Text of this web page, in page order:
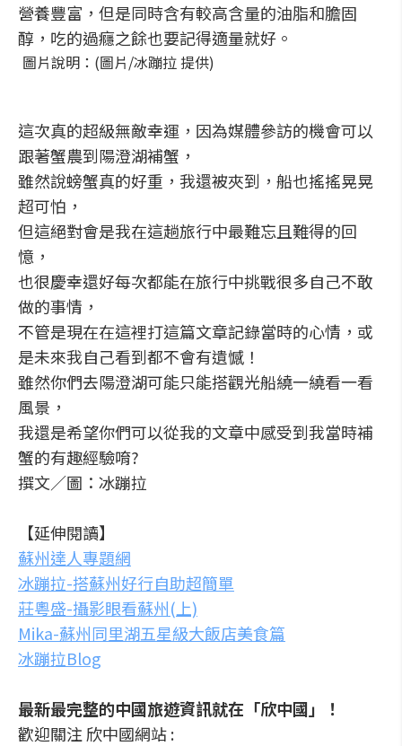
營養豐富，但是同時含有較高含量的油脂和膽固
醇，吃的過癮之餘也要記得適量就好。
圖片說明：(圖片/冰蹦拉 提供)
這次真的超級無敵幸運，因為媒體參訪的機會可以
跟著蟹農到陽澄湖補蟹，
雖然說螃蟹真的好重，我還被夾到，船也搖搖晃晃
超可怕，
但這絕對會是我在這趟旅行中最難忘且難得的回
憶，
也很慶幸還好每次都能在旅行中挑戰很多自己不敢
做的事情，
不管是現在在這裡打這篇文章記錄當時的心情，或
是未來我自己看到都不會有遺憾！
雖然你們去陽澄湖可能只能搭觀光船繞一繞看一看
風景，
我還是希望你們可以從我的文章中感受到我當時補
蟹的有趣經驗唷?
撰文／圖：冰蹦拉
【延伸閱讀】
蘇州達人專題網
冰蹦拉-搭蘇州好行自助超簡單
莊粵盛-攝影眼看蘇州(上)
Mika-蘇州同里湖五星級大飯店美食篇
冰蹦拉Blog
最新最完整的中國旅遊資訊就在「欣中國」！
歡迎關注 欣中國網站 :